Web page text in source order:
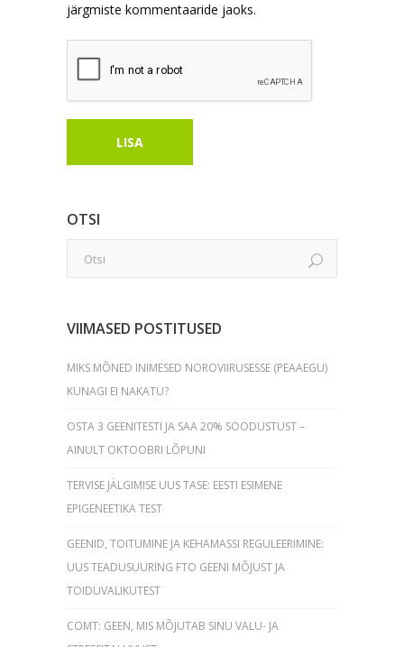
järgmiste kommentaaride jaoks.
OTSI
VIIMASED POSTITUSED
MIKS MÕNED INIMESED NOROVIIRUSESSE (PEAAEGU)
KUNAGI EI NAKATU?
OSTA 3 GEENITESTI JA SAA 20% SOODUSTUST –
AINULT OKTOOBRI LÕPUNI
TERVISE JÄLGIMISE UUS TASE: EESTI ESIMENE
EPIGENEETIKA TEST
GEENID, TOITUMINE JA KEHAMASSI REGULEERIMINE:
UUS TEADUSUURING FTO GEENI MÕJUST JA
TOIDUVALIKUTEST
COMT: GEEN, MIS MÕJUTAB SINU VALU- JA